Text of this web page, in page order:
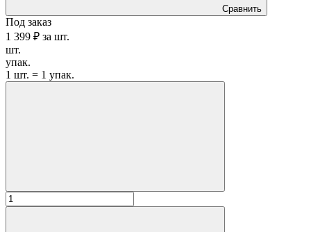
Сравнить
Под заказ
1 399 ₽ за шт.
шт.
упак.
1 шт. = 1 упак.